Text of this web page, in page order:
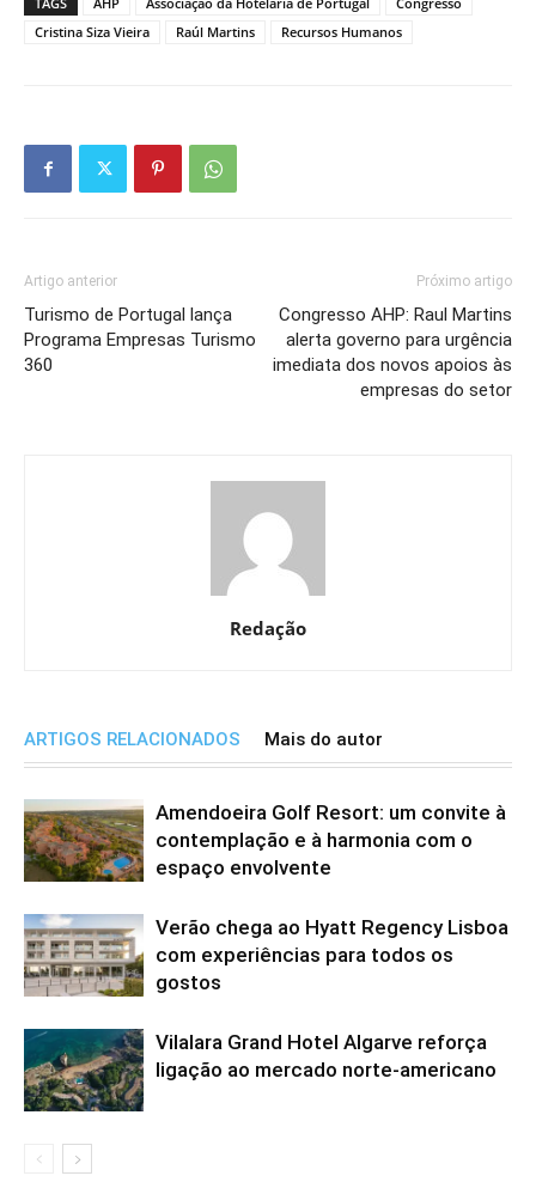
Cristina Siza Vieira
Raúl Martins Recursos Humanos
Artigo anterior
Turismo de Portugal lança
Programa Empresas Turismo
360
Próximo artigo
Congresso AHP: Raul Martins
alerta governo para urgência
imediata dos novos apoios às
empresas do setor
Redação
ARTIGOS RELACIONADOS Mais do autor
Amendoeira Golf Resort: um convite à
contemplação e à harmonia com o
espaço envolvente
Verão chega ao Hyatt Regency Lisboa
com experiências para todos os
gostos
Vilalara Grand Hotel Algarve reforça
ligação ao mercado norte-americano